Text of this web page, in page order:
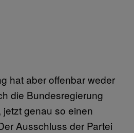
hat aber offenbar weder
die Bundesregierung
genau so einen
Ausschluss der Partei